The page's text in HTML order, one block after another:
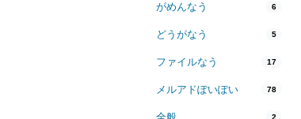
がめんなう 6
どうがなう 5
ファイルなう 17
メルアドぽいぽい 78
2